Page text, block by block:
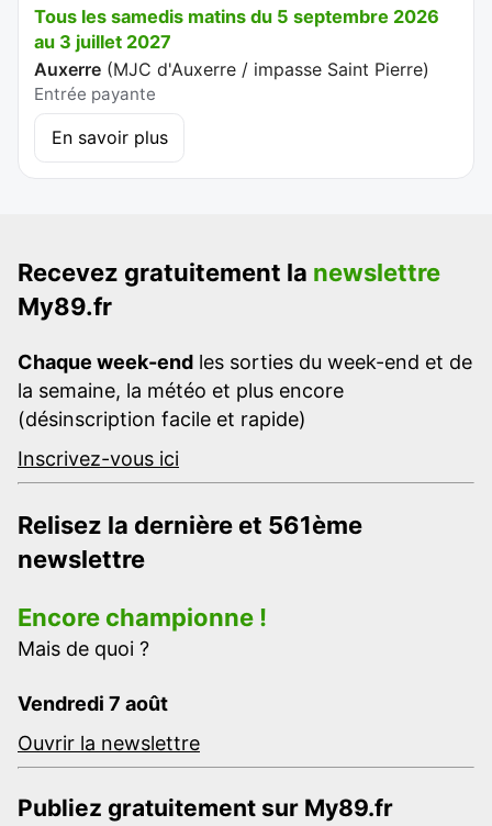
Tous les samedis matins du 5 septembre 2026
au 3 juillet 2027
Auxerre (MJC d'Auxerre / impasse Saint Pierre)
Entrée payante
En savoir plus
Recevez gratuitement la newslettre
My89.fr
Chaque week-end les sorties du week-end et de
la semaine, la météo et plus encore
(désinscription facile et rapide)
Inscrivez-vous ici
Relisez la dernière et 561ème
newslettre
Encore championne !
Mais de quoi ?
Vendredi 7 août
Ouvrir la newslettre
Publiez gratuitement sur My89.fr